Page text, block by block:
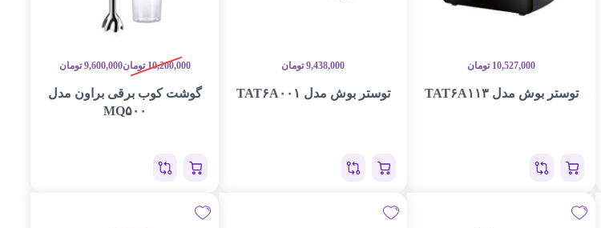
10,527,000 تومان
توستر بوش مدل TAT۶A۱۱۳
9,438,000 تومان
توستر بوش مدل TAT۶A۰۰۱
10,200,000 تومان9,600,000 تومان
گوشت کوب برقی براون مدل
MQ۵۰۰